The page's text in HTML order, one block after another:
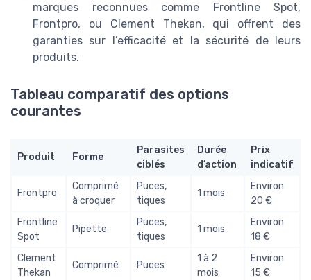
marques reconnues comme Frontline Spot,
Frontpro, ou Clement Thekan, qui offrent des
garanties sur l’efficacité et la sécurité de leurs
produits.
Tableau comparatif des options
courantes
Produit Forme
Parasites
ciblés
Durée
d’action
Prix
indicatif
Frontpro
Comprimé
à croquer
Puces,
tiques
1 mois
Environ
20 €
Frontline
Spot
Pipette
Puces,
tiques
1 mois
Environ
18 €
Clement
Thekan
Comprimé Puces
1 à 2
mois
Environ
15 €